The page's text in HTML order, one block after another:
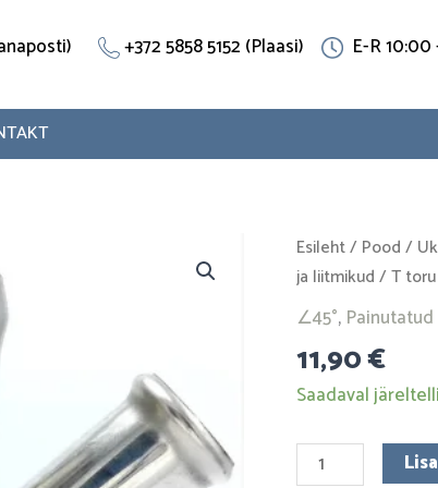
+372 5858 5152 (Plaasi) E-R 10:00
Esileht/ Pood /
ja liitmikud / T
∠45°,
11,90€
Saadaval
T
toru
45x20
mm.
(∠45°)
Roostevaba
kogus